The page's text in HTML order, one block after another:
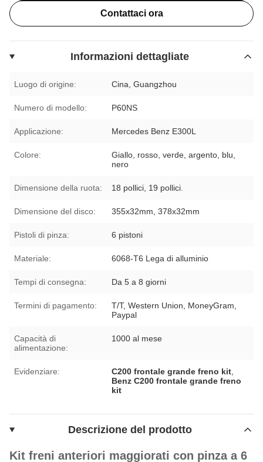
Contattaci ora
Informazioni dettagliate
Luogo di origine: Cina, Guangzhou
Numero di modello: P60NS
Applicazione: Mercedes Benz E300L
Colore:
Giallo, rosso, verde, argento, blu,
nero
Dimensione della ruota: 18 pollici, 19 pollici.
Dimensione del disco: 355x32mm, 378x32mm
Pistoli di pinza: 6 pistoni
Materiale: 6068-T6 Lega di alluminio
Tempi di consegna: Da 5 a 8 giorni
Termini di pagamento:
T/T, Western Union, MoneyGram,
Paypal
Capacità di
alimentazione:
1000 al mese
Evidenziare: C200 frontale grande freno kit
Benz C200 frontale grande freno
kit
Descrizione del prodotto
Kit freni anteriori maggiorati con pinza a 6